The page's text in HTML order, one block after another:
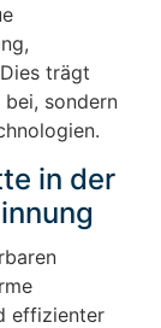
trägt
sondern
in der
effizienter